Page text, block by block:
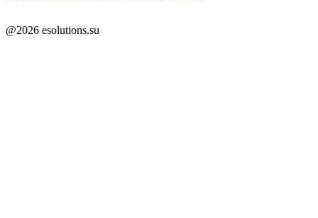
@2026 esolutions.su